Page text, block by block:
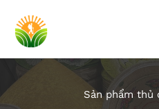
Sản phẩm thủ